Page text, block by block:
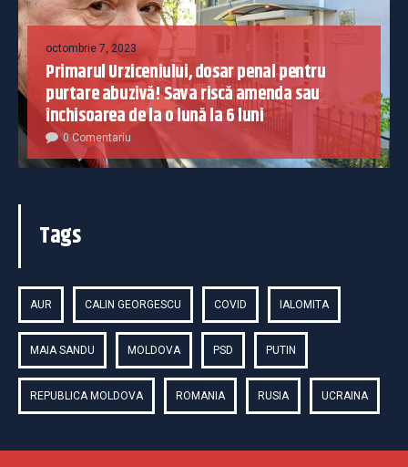
octombrie 7, 2023
Primarul Urziceniului, dosar penal pentru
purtare abuzivă! Sava riscă amenda sau
închisoarea de la o lună la 6 luni
0 Comentariu
Tags
AUR CALIN GEORGESCU COVID IALOMITA
MAIA SANDU MOLDOVA PSD PUTIN
REPUBLICA MOLDOVA ROMANIA RUSIA UCRAINA